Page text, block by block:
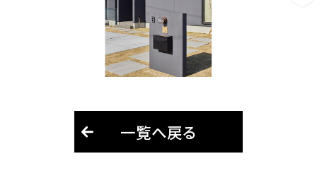
一覧へ戻る